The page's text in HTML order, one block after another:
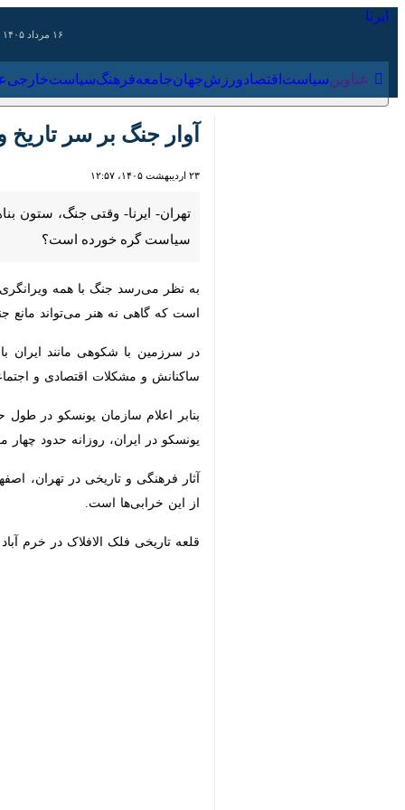
عناوین‌ سیاست اقتصاد ورزش جهان جامعه فرهنگ
آوار جنگ بر سر
تهران- ایرنا- وقتی جنگ، ستون‌
خورده است؟
به نظر می‌رسد جنگ با همه
گاهی نه هنر می‌تواند مانع جنگ شود
در سرزمین با شکوهی مانند ایران
مشکلات اقتصادی و اجتماعی ناشی
ایران، روزانه حدود چهار مکان
خرابی‌ها است.
قلعه تاریخی فلک الافلاک در خرم